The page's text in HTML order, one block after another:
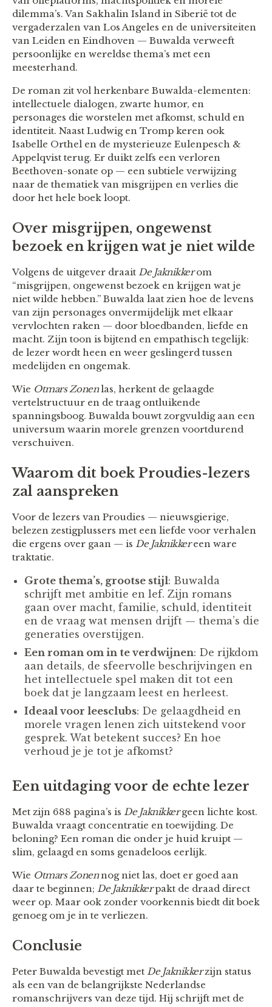
dilemma’s. Van Sakhalin Island in Siberië tot de
vergaderzalen van Los Angeles en de universiteiten
van Leiden en Eindhoven — Buwalda verweeft
persoonlijke en wereldse thema’s met een
meesterhand.
De roman zit vol herkenbare Buwalda-elementen:
intellectuele dialogen, zwarte humor, en
personages die worstelen met afkomst, schuld en
identiteit. Naast Ludwig en Tromp keren ook
Isabelle Orthel en de mysterieuze Eulenpesch &
Appelqvist terug. Er duikt zelfs een verloren
Beethoven-sonate op — een subtiele verwijzing
naar de thematiek van misgrijpen en verlies die
door het hele boek loopt.
Over misgrijpen, ongewenst
bezoek en krijgen wat je niet wilde
Volgens de uitgever draait De Jaknikkerom
“misgrijpen, ongewenst bezoek en krijgen wat je
niet wilde hebben.” Buwalda laat zien hoe de levens
van zijn personages onvermijdelijk met elkaar
vervlochten raken — door bloedbanden, liefde en
macht. Zijn toon is bijtend en empathisch tegelijk:
de lezer wordt heen en weer geslingerd tussen
medelijden en ongemak.
Wie Otmars Zonenlas, herkent de gelaagde
vertelstructuur en de traag ontluikende
spanningsboog. Buwalda bouwt zorgvuldig aan een
universum waarin morele grenzen voortdurend
verschuiven.
Waarom dit boek Proudies-lezers
zal aanspreken
Voor de lezers van Proudies — nieuwsgierige,
belezen zestigplussers met een liefde voor verhalen
die ergens over gaan — is De Jaknikkereen ware
traktatie.
Grote thema’s, grootse stijl: Buwalda
schrijft met ambitie en lef. Zijn romans
gaan over macht, familie, schuld, identiteit
en de vraag wat mensen drijft — thema’s die
generaties overstijgen.
Een roman om in te verdwijnen: De rijkdom
aan details, de sfeervolle beschrijvingen en
het intellectuele spel maken dit tot een
boek dat je langzaam leest en herleest.
Ideaal voor leesclubs: De gelaagdheid en
morele vragen lenen zich uitstekend voor
gesprek. Wat betekent succes? En hoe
verhoud je je tot je afkomst?
Een uitdaging voor de echte lezer
Met zijn 688 pagina’s is De Jaknikkergeen lichte kost.
Buwalda vraagt concentratie en toewijding. De
beloning? Een roman die onder je huid kruipt —
slim, gelaagd en soms genadeloos eerlijk.
Wie Otmars Zonennog niet las, doet er goed aan
daar te beginnen; De Jaknikkerpakt de draad direct
weer op. Maar ook zonder voorkennis biedt dit boek
genoeg om je in te verliezen.
Conclusie
Peter Buwalda bevestigt met De Jaknikkerzijn status
als een van de belangrijkste Nederlandse
romanschrijvers van deze tijd. Hij schrijft met de